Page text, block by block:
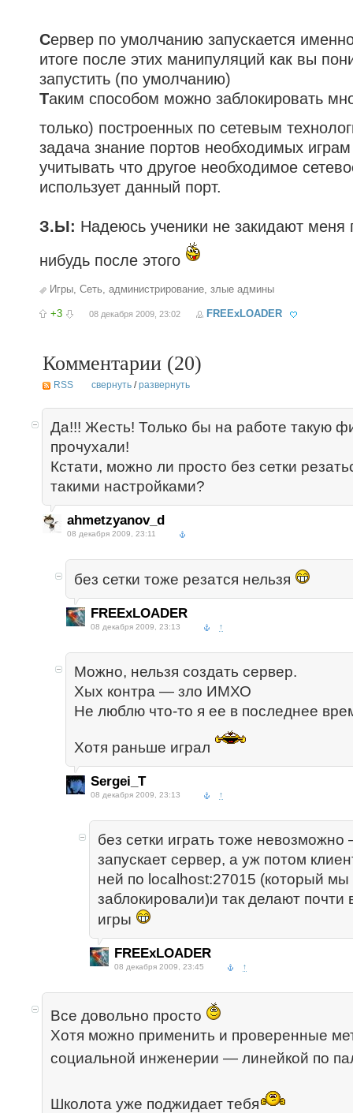
Сервер по умолчанию запускается
итоге после этих манипуляций как вы
запустить (по умолчанию)
Таким способом можно заблокировать
только) построенных по сетевым
задача знание портов необходимых
учитывать что другое необходимое
использует данный порт.
З.Ы: Надеюсь ученики не закидают меня
нибудь после этого
Игры, Сеть, администрирование, злые админы
+3 08 декабря 2009, 23:02 FREExLOADER
Комментарии (20)
RSS свернуть /развернуть
Да!!! Жесть! Только бы на работе такую
прочухали!
Кстати, можно ли просто без сетки
такими настройками?
ahmetzyanov_d
08 декабря 2009, 23:11
без сетки тоже резатся нельзя
FREExLOADER
08 декабря 2009, 23:13 ↑
Можно, нельзя создать сервер.
Хых контра — зло ИМХО
Не люблю что-то я ее в последнее
Хотя раньше играл
Sergei_T
08 декабря 2009, 23:13 ↑
без сетки играть тоже невозможно
запускает сервер, а уж потом
ней по localhost:27015 (который мы
заблокировали)и так делают почти
игры
FREExLOADER
08 декабря 2009, 23:45 ↑
Все довольно просто
Хотя можно применить и проверенные
социальной инженерии — линейкой по
Школота уже поджидает тебя